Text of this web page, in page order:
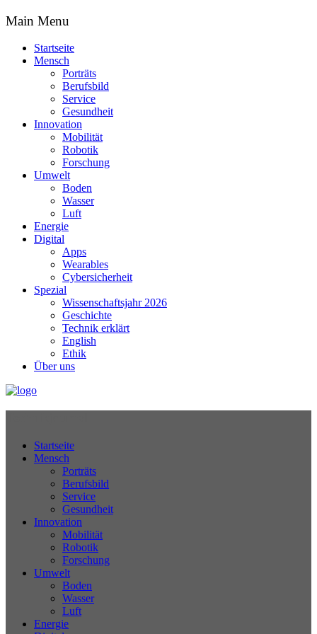
Main Menu
Startseite
Mensch
Porträts
Berufsbild
Service
Gesundheit
Innovation
Mobilität
Robotik
Forschung
Umwelt
Boden
Wasser
Luft
Energie
Digital
Apps
Wearables
Cybersicherheit
Spezial
Wissenschaftsjahr 2026
Geschichte
Technik erklärt
English
Ethik
Über uns
Startseite
Mensch
Porträts
Berufsbild
Service
Gesundheit
Innovation
Mobilität
Robotik
Forschung
Umwelt
Boden
Wasser
Luft
Energie